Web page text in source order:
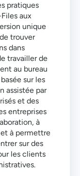
pratiques
aux
unique
trouver
dans
travailler de
au bureau
sur les
assistée par
et des
entreprises
à
à permettre
sur des
les clients